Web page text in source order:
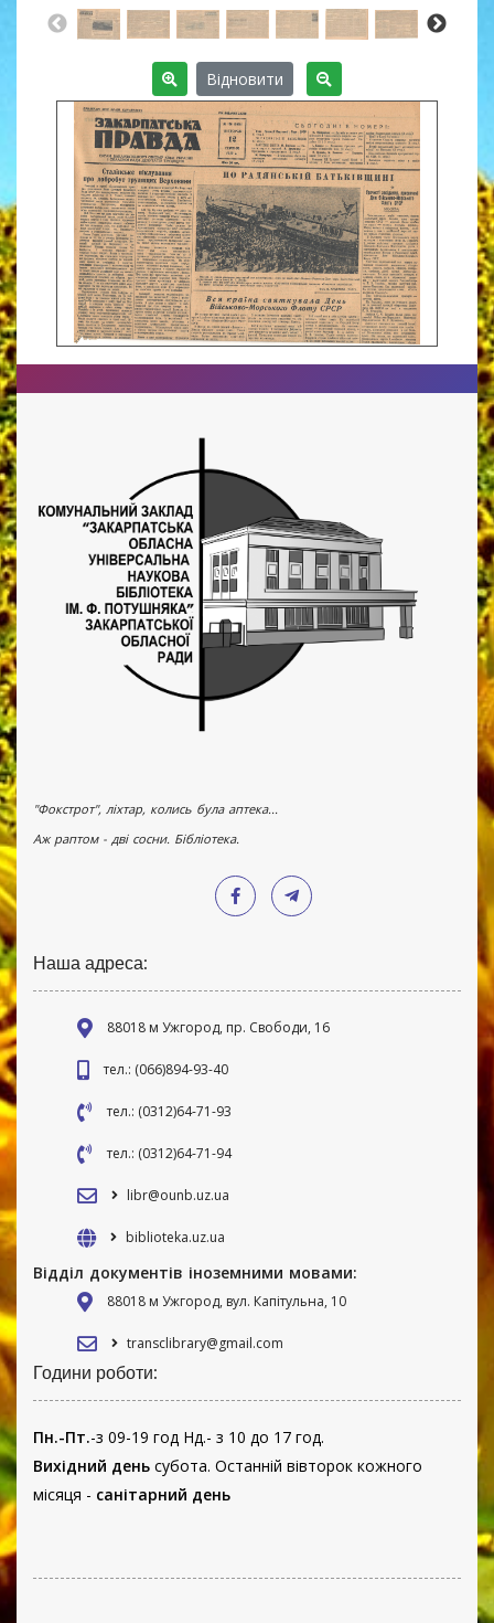
Відновити
"Фокстрот", ліхтар, колись була аптека...
Аж раптом - дві сосни. Бібліотека.
Наша адреса:
88018 м Ужгород, пр. Свободи, 16
тел.: (066)894-93-40
тел.: (0312)64-71-93
тел.: (0312)64-71-94
libr@ounb.uz.ua
biblioteka.uz.ua
Відділ документів іноземними мовами:
88018 м Ужгород, вул. Капітульна, 10
transclibrary@gmail.com
Години роботи:
Пн.-Пт.-з 09-19 год Нд.- з 10 до 17 год.
Вихідний день субота. Останній вівторок кожного
місяця - санітарний день